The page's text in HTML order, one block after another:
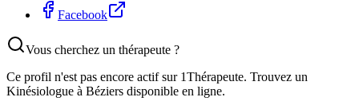
Facebook
Vous cherchez un thérapeute ?
Ce profil n'est pas encore actif sur 1Thérapeute. Trouvez un
Kinésiologue à Béziers disponible en ligne.